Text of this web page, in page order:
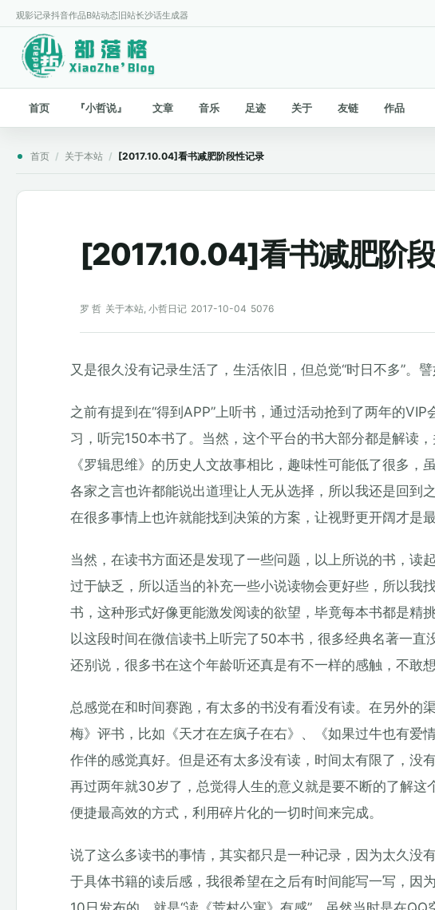
观影记录抖音作品B站动态 旧站长沙话生成器
首页 『小哲说』 文章 音乐 足迹 关于 友链 作品
首页 / 关于本站 / [2017.10.04]看书减肥阶段性记录
[2017.10.04]看书减肥阶
罗 哲 关于本站, 小哲日记 2017-10-04 5076
又是很久没有记录生活了，生活依旧，但总觉“时日不多”。譬
之前有提到在“得到APP”上听书，通过活动抢到了两年的
习，听完150本书了。当然，这个平台的书大部分都是解读
《罗辑思维》的历史人文故事相比，趣味性可能低了很多，
各家之言也许都能说出道理让人无从选择，所以我还是回到
在很多事情上也许就能找到决策的方案，让视野更开阔才是最
当然，在读书方面还是发现了一些问题，以上所说的书，读
过于缺乏，所以适当的补充一些小说读物会更好些，所以我
书，这种形式好像更能激发阅读的欲望，毕竟每本书都是精
以这段时间在微信读书上听完了50本书，很多经典名著一直
还别说，很多书在这个年龄听还真是有不一样的感触，不敢
总感觉在和时间赛跑，有太多的书没有看没有读。在另外
梅》评书，比如《天才在左疯子在右》、《如果过牛也有爱
作伴的感觉真好。但是还有太多没有读，时间太有限了，没
再过两年就30岁了，总觉得人生的意义就是要不断的了解
便捷最高效的方式，利用碎片化的一切时间来完成。
说了这么多读书的事情，其实都只是一种记录，因为太久没
于具体书籍的读后感，我很希望在之后有时间能写一写，因